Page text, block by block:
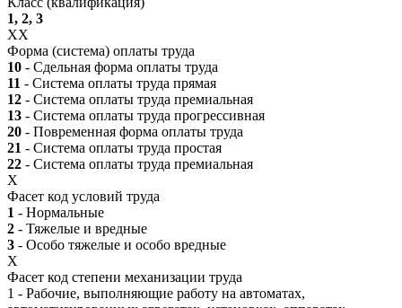
1, 2, 3
XX
Форма (система) оплаты труда
10 - Сдельная форма оплаты труда
11 - Система оплаты труда прямая
12 - Система оплаты труда премиальная
13 - Система оплаты труда прогрессивная
20 - Повременная форма оплаты труда
21 - Система оплаты труда простая
22 - Система оплаты труда премиальная
X
Фасет код условий труда
1 - Нормальные
2 - Тяжелые и вредные
3 - Особо тяжелые и особо вредные
X
Фасет код степени механизации труда
1 - Рабочие, выполняющие работу на автоматах,